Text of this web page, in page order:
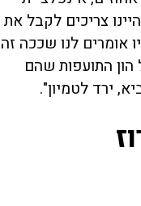
נניח שכשהיינו צריכים לקבל את
אומרים לנו שככה זה
הון התועפות שהם
ירד לטמיון".